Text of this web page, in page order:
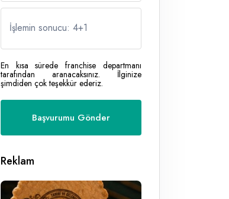
İşlemin sonucu: 4+1
En kısa sürede franchise departmanı
tarafından aranacaksınız. İlginize
şimdiden çok teşekkür ederiz.
Reklam